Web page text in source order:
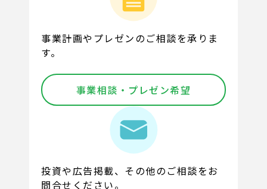
事業計画やプレゼンのご相談を承りま
す。
事業相談・プレゼン希望
投資や広告掲載、その他のご相談をお
問合せください。